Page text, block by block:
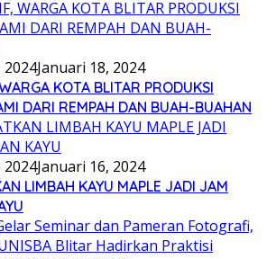
2024Januari 18, 2024
KOTA BLITAR PRODUKSI
DARI REMPAH DAN BUAH-BUAHAN
2024Januari 16, 2024
LIMBAH KAYU MAPLE JADI JAM